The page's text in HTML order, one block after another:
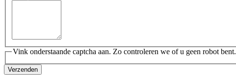
Vink onderstaande captcha aan. Zo controleren we of u geen robot bent.
Verzenden